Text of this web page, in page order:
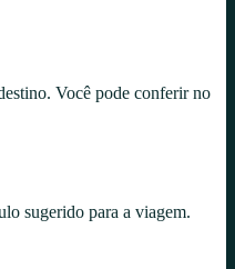
Você pode conferir no
sugerido para a viagem.